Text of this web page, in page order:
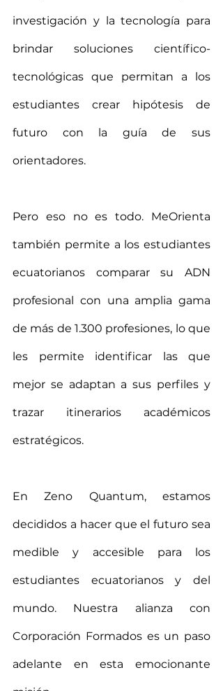
investigación y la tecnología para
brindar soluciones científico-
tecnológicas que permitan a los
estudiantes crear hipótesis de
futuro con la guía de sus
orientadores.
Pero eso no es todo. MeOrienta
también permite a los estudiantes
ecuatorianos comparar su ADN
profesional con una amplia gama
de más de 1.300 profesiones, lo que
les permite identificar las que
mejor se adaptan a sus perfiles y
trazar itinerarios académicos
estratégicos.
En Zeno Quantum, estamos
decididos a hacer que el futuro sea
medible y accesible para los
estudiantes ecuatorianos y del
mundo. Nuestra alianza con
Corporación Formados es un paso
adelante en esta emocionante